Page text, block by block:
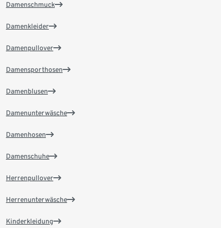
Damenschmuck
Damenkleider
Damenpullover
Damensporthosen
Damenblusen
Damenunterwäsche
Damenhosen
Damenschuhe
Herrenpullover
Herrenunterwäsche
Kinderkleidung